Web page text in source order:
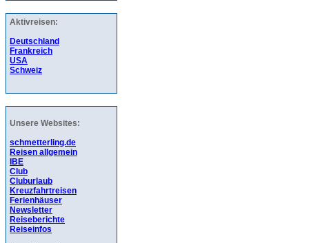
Aktivreisen:
Deutschland
Frankreich
USA
Schweiz
Unsere Websites:
schmetterling.de
Reisen allgemein
IBE
Club
Cluburlaub
Kreuzfahrtreisen
Ferienhäuser
Newsletter
Reiseberichte
Reiseinfos